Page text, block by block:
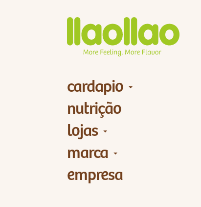
cardapio
nutrição
lojas
marca
empresa